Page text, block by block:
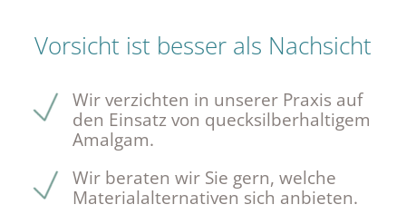
Vorsicht ist besser als Nachsicht
Wir verzichten in unserer Praxis auf
den Einsatz von quecksilberhaltigem
Amalgam.
Wir beraten wir Sie gern, welche
Materialalternativen sich anbieten.